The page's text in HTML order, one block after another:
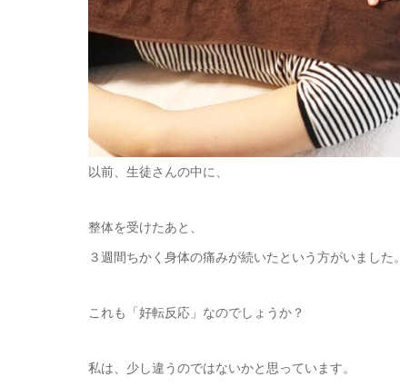
以前、生徒さんの中に、
整体を受けたあと、
３週間ちかく身体の痛みが続いたという方がいました。
これも「好転反応」なのでしょうか？
私は、少し違うのではないかと思っています。